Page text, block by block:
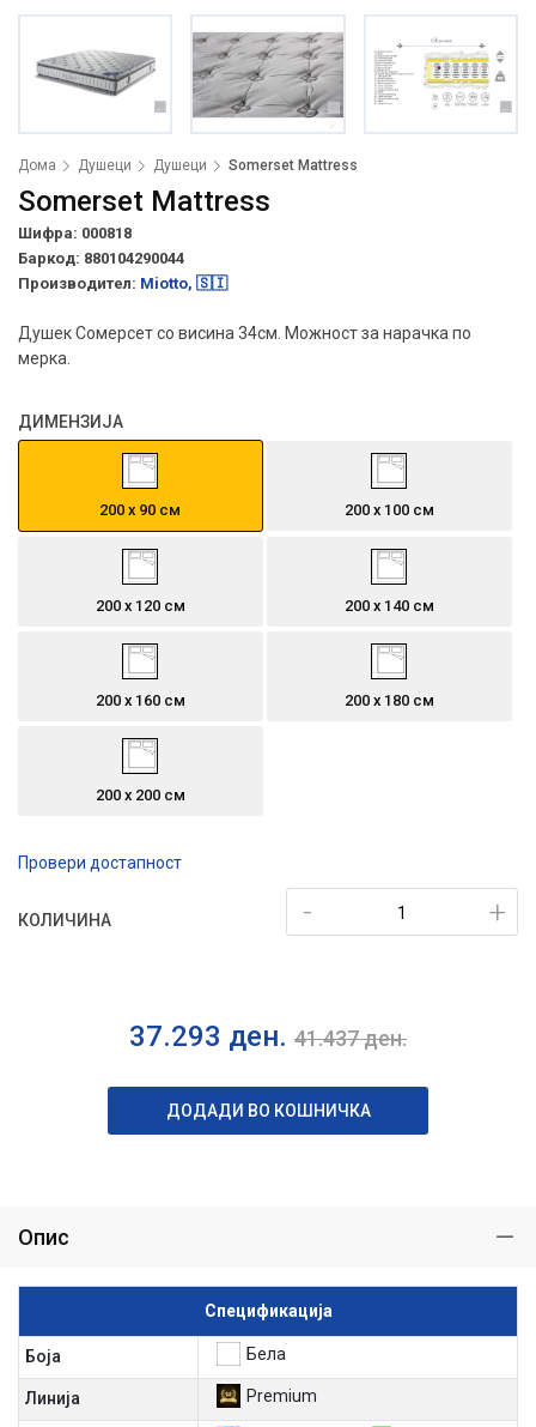
Дома Душеци Душеци Somerset Mattress
Somerset Mattress
Шифра: 000818
Баркод: 880104290044
Производител: Miotto, 🇸🇮
Душек Сомерсет со висина 34см. Можност за нарачка по
мерка.
ДИМЕНЗИЈА
200 х 90 см 200 х 100 см
200 х 120 см 200 x 140 см
200 х 160 см 200 х 180 см
200 х 200 см
Провери достапност
КОЛИЧИНА +
-
37.293 ден. 41.437ден.
ДОДАДИ ВО КОШНИЧКА
Опис
Спецификација
Боја Бела
Линија Premium